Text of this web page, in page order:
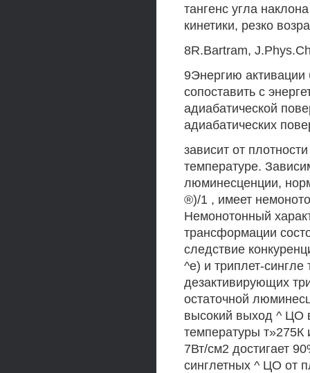
тангенс угла
кинетики, резко
8R.Bartram,
9Энергию активации
сопоставить с
адиабатической
адиабатических
зависит от
температуре.
люминесценции,
®)/1 , имеет
Немонотонный
трансформации
следствие
^е) и триплет-
дезактивирующих
остаточной
высокий выход ^ ЦО
температуры т»275К
7Вт/см2 достигает
синглетных ^ ЦО от